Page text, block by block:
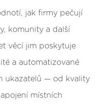
jak firmy pečují
komunity a další
věcí jim poskytuje
a automatizované
ukazatelů — od kvality
místních